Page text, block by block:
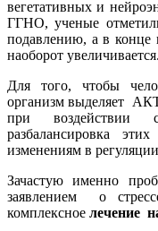
вегетативных и
ГГНО, ученые
подавлению, а в конце
наоборот увеличивается.
Для того, чтобы
организм выделяет
при воздействии
разбалансировка
изменениям в
Зачастую именно
заявлением о
комплексное лечение